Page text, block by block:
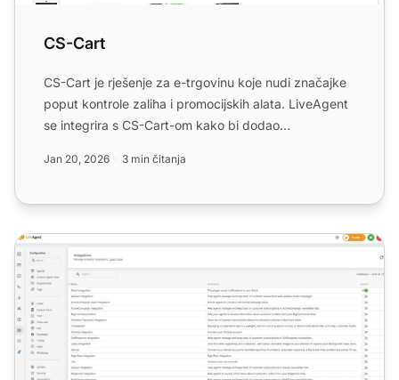
CS-Cart
CS-Cart je rješenje za e-trgovinu koje nudi značajke
poput kontrole zaliha i promocijskih alata. LiveAgent
se integrira s CS-Cart-om kako bi dodao
Jan 20, 2026 3 min čitanja
BigCommerce